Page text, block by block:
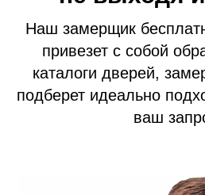
Наш замерщик
привезет с собой
каталоги дверей,
подберет идеально
ваш